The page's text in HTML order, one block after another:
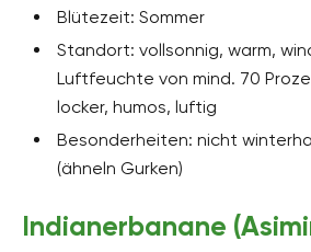
Blütezeit: Sommer
Standort: vollsonnig, warm,
Luftfeuchte von mind. 70
locker, humos, luftig
Besonderheiten: nicht
(ähneln Gurken)
Indianerbanane